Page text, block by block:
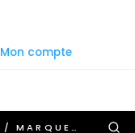
Mon compte